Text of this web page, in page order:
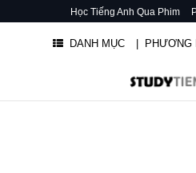
Học Tiếng Anh Qua Phim
DANH MỤC | PHƯƠNG